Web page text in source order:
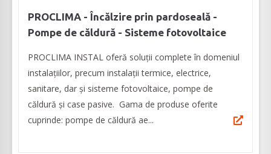
PROCLIMA - Încălzire prin pardoseală -
Pompe de căldură - Sisteme fotovoltaice
PROCLIMA INSTAL oferă soluții complete în domeniul
instalațiilor, precum instalații termice, electrice,
sanitare, dar și sisteme fotovoltaice, pompe de
căldură și case pasive. Gama de produse oferite
cuprinde: pompe de căldură ae...